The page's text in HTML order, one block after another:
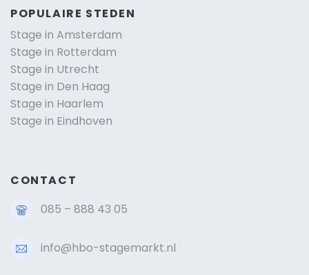
POPULAIRE STEDEN
Stage in Amsterdam
Stage in Rotterdam
Stage in Utrecht
Stage in Den Haag
Stage in Haarlem
Stage in Eindhoven
CONTACT
085 – 888 43 05
info@hbo-stagemarkt.nl